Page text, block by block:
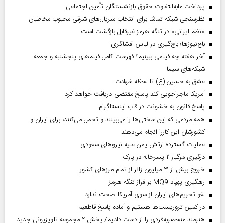
پرداخت مابه‌التفاوت حقوق بازنشستگان تأمین اجتماعی
نظرسنجی شبکه تماشا برای انتخاب سریال‌های شرقی محبوب مخاطبان
«نظم ایرانی» در تنگه هرمز غیرقابل بازگشت است
باج‌نیوزها؛ باج‌گیری در لباس افشاگری
آخر هفته چه فیلمی ببینیم؟ فهرست کامل فیلم‌های پنجشنبه و جمعه
شبکه‌های سیما
عشق به حسین (ع) تا لحظه شهادت
آمریکا ماجراجویی کند پاسخ مقتضی دریافت خواهد کرد
پاسخ قانون به خشونت در قاب اینستاگرام
همه مردمی که این سختی‌ها را می‌بینند و تحمل می‌کنند، برای ایران و
کشورشان این کاررا انجام می‌دهند
عملیات گسترده ارتش یمن علیه نیروهای سعودی
درگیری مرگبار ۲ پسرخاله در پارک
خروج بیش از ۳ میلیون زائر از تمام مرز‌های کشور
رهگیری پهپاد MQ9 بر فراز تنگه هرمز
لغو تحریم‌های ایران از سوی آمریکا صحت ندارد
در کمین تروریست‌ها هستیم و آماده پاسخ قاطعیم
هنرمند منحصر‌به‌فردی را از دست دادیم/ پخش ۲ مجموعه تلویزیونی جدید